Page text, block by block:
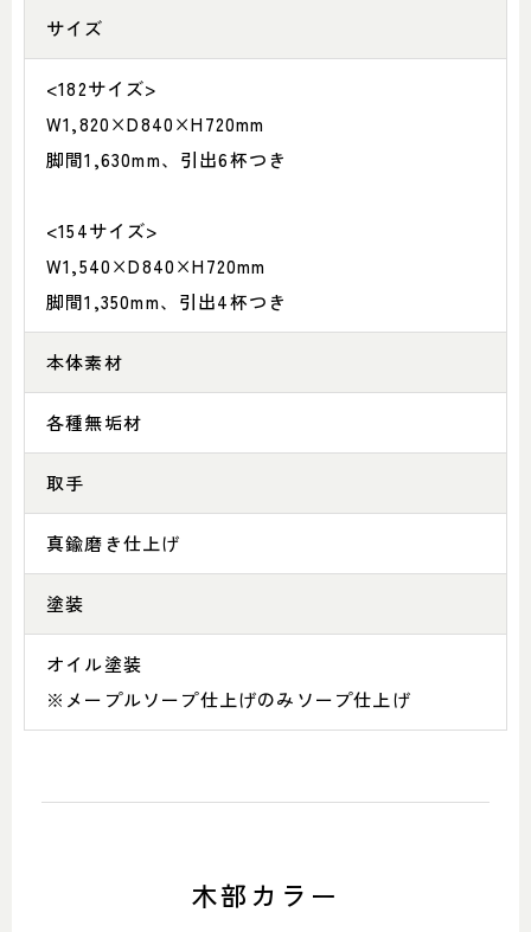
サイズ
<182サイズ>
W1,820×D840×H720mm
脚間1,630mm、引出6杯つき
<154サイズ>
W1,540×D840×H720mm
脚間1,350mm、引出4杯つき
本体素材
各種無垢材
取手
真鍮磨き仕上げ
塗装
オイル塗装
※メープルソープ仕上げのみソープ仕上げ
木部カラー